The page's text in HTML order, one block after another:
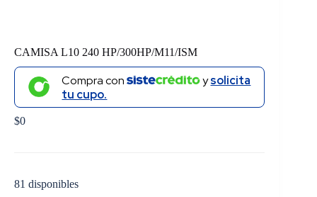
CAMISA L10 240 HP/300HP/M11/ISM
Compra con ysolicita
tu cupo.
$0
81 disponibles